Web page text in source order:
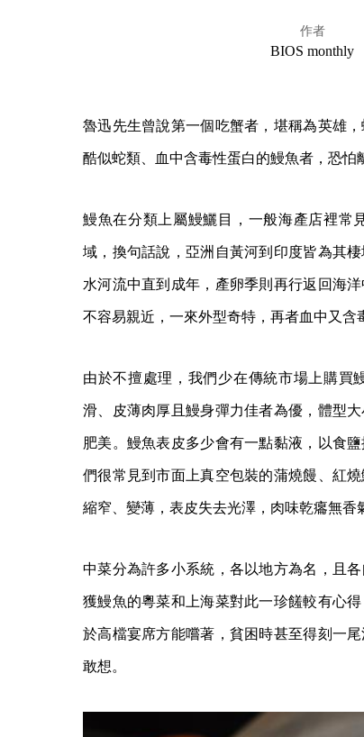
作者
BIOS monthly
魯迅先生曾說第一個吃蟹者，堪稱為英雄
酷似蛇類、血中含毒性蛋白的鰻魚者，恐怕
鰻魚在分類上屬鰻鱺目，一般海產店裡常
域，換句話說，亞洲自黃河到印度皆為其
水河流中直到成年，產卵季則再行返回海
不容易親近，一來外型奇特，再者血中又含
由於不擅處理，我們少在傳統市場上購買
滑、皮薄肉厚且鰻身彈力佳者為優，體型
肥美。鰻魚表皮多少會有一點黏液，以食
們很常見到市面上真空包裝的蒲燒饅、紅
縮窄、變薄，表皮失去光澤，肉味乾癟無香
中菜分為許多小系統，各以地方為名，且
獲鰻魚的粵菜和上海菜對此一珍饈較有心
於高檔宴席方能嚐著，貧困時甚至得刻一
敢想。